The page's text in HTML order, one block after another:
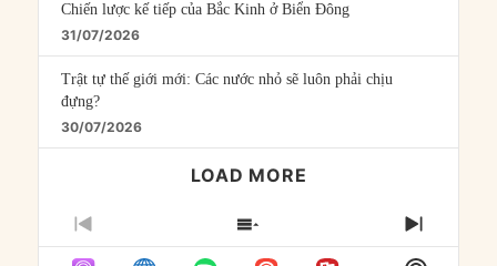
Chiến lược kế tiếp của Bắc Kinh ở Biển Đông
31/07/2026
Trật tự thế giới mới: Các nước nhỏ sẽ luôn phải chịu
đựng?
30/07/2026
LOAD MORE
PREVIOUS
EPISODE
SHOW
EPISODES
NEXT